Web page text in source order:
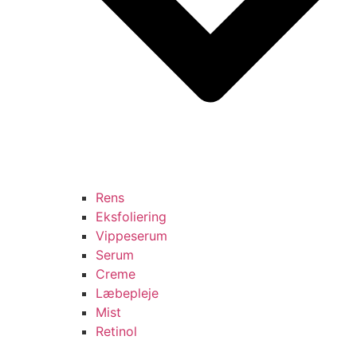
Rens
Eksfoliering
Vippeserum
Serum
Creme
Læbepleje
Mist
Retinol